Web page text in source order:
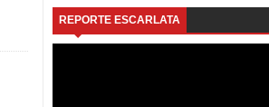
REPORTE ESCARLATA